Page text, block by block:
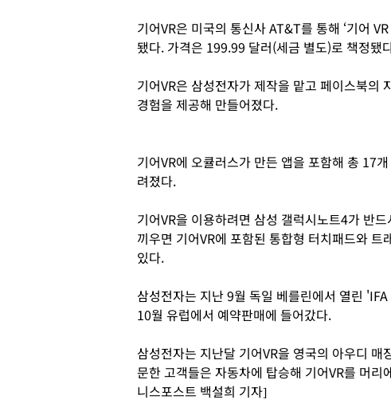
기어VR은 미국의 통신사 AT&T를 통해 ‘기어
됐다. 가격은 199.99 달러(세금 별도)로 책정됐
기어VR은 삼성전자가 제작을 맡고 페이스북의
경험을 제공해 만들어졌다.
기어VR에 오큘러스가 만든 앱을 포함해 총 17
려졌다.
기어VR을 이용하려면 삼성 갤럭시노트4가 반
끼우면 기어VR에 포함된 통합형 터치패드와
있다.
삼성전자는 지난 9월 독일 베를린에서 열린
10월 유럽에서 예약판매에 들어갔다.
삼성전자는 지난달 기어VR을 영국의 아우디
문한 고객들은 자동차에 탑승해 기어VR를 머
니스포스트 백설희 기자]